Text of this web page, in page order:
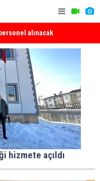
alınacak
Karşı Duyarlılık
hizmete açıldı